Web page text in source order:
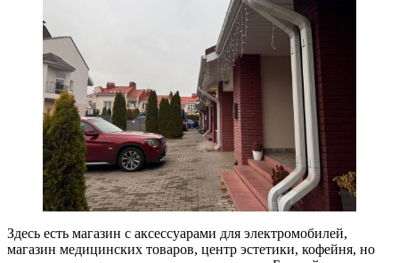
Здесь есть магазин с аксессуарами для электромобилей,
магазин медицинских товаров, центр эстетики, кофейня, но